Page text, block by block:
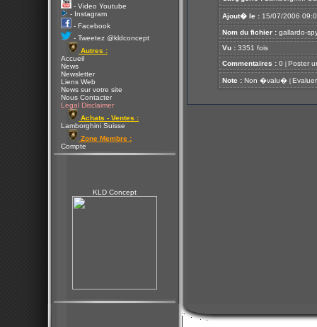
- Video Youtube
- Instagram
- Facebook
- Tweetez @kldconcept
Autres :
Accueil
News
Newsletter
Liens Web
News sur votre site
Nous Contacter
Legal Disclaimer
Achats - Ventes :
Lamborghini Suisse
Zone Membre :
Compte
KLD Concept
Ajout� le : 15/07/2006
Nom du fichier : gallardo-
Vu : 3351 fois
Commentaires : 0 [ Poster
Note : Non �valu� [ Evaluer